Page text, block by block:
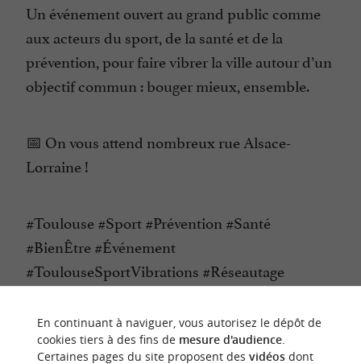
Un événement ouvert au grand public comme
aux acteurs du sport, de la santé et de la
prévention, pour faire vibrer la ville autour d’un
objectif commun : bouger mieux, ensemble.
📅 On vous attend nombreux rue Alsace-
Lorraine !
#Toulouse #Sport #Prévention #Santé
#BienÊtre #Événement
#ToulouseSportVibrations #Réseautage
CONTACTER L'ORGANISATEUR
En continuant à naviguer, vous autorisez le dépôt de
cookies tiers à des fins de mesure d'audience.
Certaines pages du site proposent des vidéosdont